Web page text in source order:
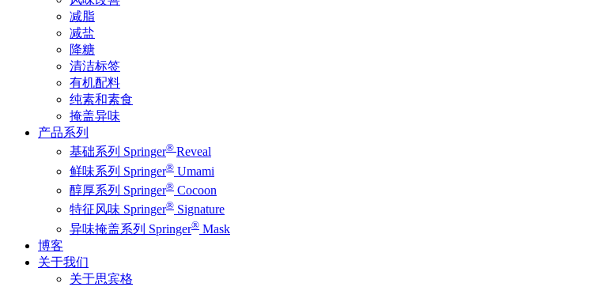
减脂
减盐
降糖
清洁标签
有机配料
纯素和素食
掩盖异味
产品系列
基础系列 Springer® Reveal
鲜味系列 Springer® Umami
醇厚系列 Springer® Cocoon
特征风味 Springer® Signature
异味掩盖系列 Springer® Mask
博客
关于我们
关于思宾格